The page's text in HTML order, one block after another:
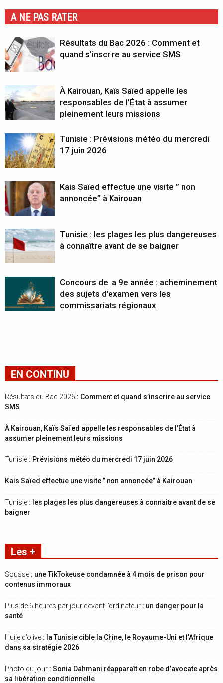
A NE PAS RATER
Résultats du Bac 2026 : Comment et
quand s’inscrire au service SMS
À Kairouan, Kaïs Saïed appelle les
responsables de l’État à assumer
pleinement leurs missions
Tunisie : Prévisions météo du mercredi
17 juin 2026
Kais Saïed effectue une visite ” non
annoncée” à Kairouan
Tunisie : les plages les plus dangereuses
à connaître avant de se baigner
Concours de la 9e année : acheminement
des sujets d’examen vers les
commissariats régionaux
EN CONTINU
Résultats du Bac 2026 : Comment et quand s’inscrire au service
SMS
À Kairouan, Kaïs Saïed appelle les responsables de l’État à
assumer pleinement leurs missions
Tunisie : Prévisions météo du mercredi 17 juin 2026
Kais Saïed effectue une visite ” non annoncée” à Kairouan
Tunisie : les plages les plus dangereuses à connaître avant de se
baigner
Les +
Sousse : une TikTokeuse condamnée à 4 mois de prison pour
contenus immoraux
Plus de 6 heures par jour devant l’ordinateur : un danger pour la
santé
Huile d’olive : la Tunisie cible la Chine, le Royaume-Uni et l’Afrique
dans sa stratégie 2026
Photo du jour : Sonia Dahmani réapparaît en robe d’avocate après
sa libération conditionnelle